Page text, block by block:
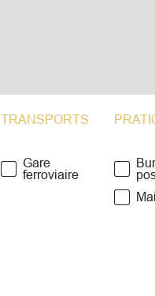
TRANSPORTS
Gare
ferroviaire